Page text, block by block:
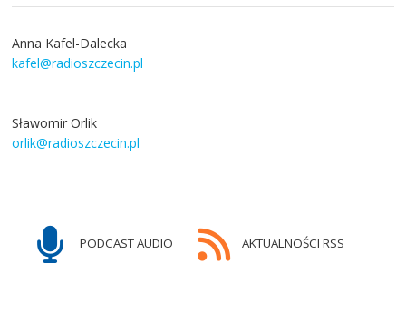
Anna Kafel-Dalecka
kafel@radioszczecin.pl
Sławomir Orlik
orlik@radioszczecin.pl
PODCAST AUDIO AKTUALNOŚCI RSS